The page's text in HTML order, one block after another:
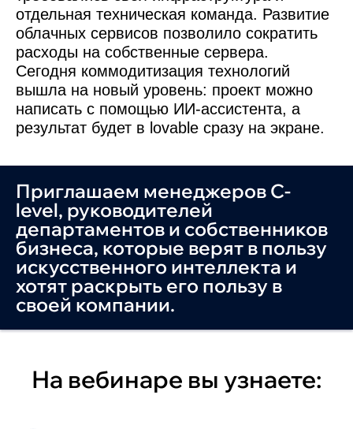
отдельная техническая команда. Развитие
облачных сервисов позволило сократить
расходы на собственные сервера.
Сегодня коммодитизация технологий
вышла на новый уровень: проект можно
написать с помощью ИИ-ассистента, а
результат будет в lovable сразу на экране.
Приглашаем менеджеров C-
level, руководителей
департаментов и собственников
бизнеса, которые верят в пользу
искусственного интеллекта и
хотят раскрыть его пользу в
своей компании.
На вебинаре вы узнаете: